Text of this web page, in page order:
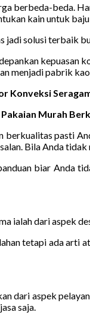
berbeda-beda.
kain untuk
jadi solusi terbaik
kepuasan
menjadi pabrik
Murah
berkualitas pasti
Bila Anda tidak
biar Anda
ialah dari aspek
tetapi ada arti
dari aspek
saja.